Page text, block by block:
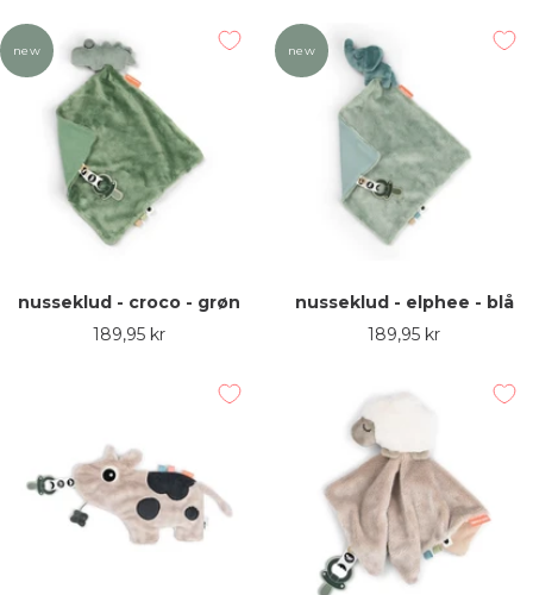
new
nusseklud - croco - grøn
Udsalgspris
189,95 kr
new
nusseklud - elphee - blå
Udsalgspris
189,95 kr